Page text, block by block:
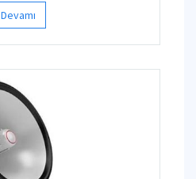
Devamı